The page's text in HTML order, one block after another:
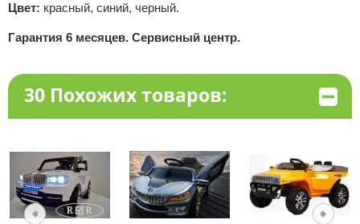
Цвет: красный, синий, черный.
Гарантия 6 месяцев. Сервисный центр.
30 Похожих товаров: